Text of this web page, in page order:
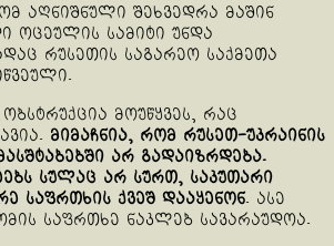
აღნიშნული შეხვედრა მაშინ
ოცეულის სამიტი უნდა
რუსეთის საგარეო საქმეთა
მოუწყვეს, რაც
მიმაჩნია, რომ რუსეთ-უკრაინის
არ გადაიზრდება.
სულაც არ სურთ, საკუთარი
საფრთხის ქვეშ დააყენონ. ასე
საფრთხე ნაკლებ სავარაუდოა.